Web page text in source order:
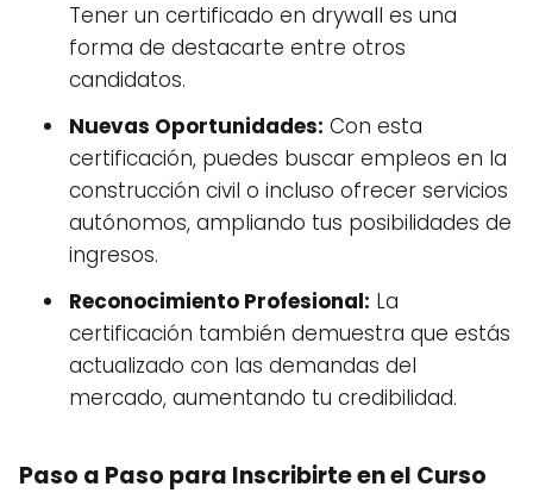
Tener un certificado en drywall es una
forma de destacarte entre otros
candidatos.
Nuevas Oportunidades: Con esta
certificación, puedes buscar empleos en la
construcción civil o incluso ofrecer servicios
autónomos, ampliando tus posibilidades de
ingresos.
Reconocimiento Profesional: La
certificación también demuestra que estás
actualizado con las demandas del
mercado, aumentando tu credibilidad.
Paso a Paso para Inscribirte en el Curso